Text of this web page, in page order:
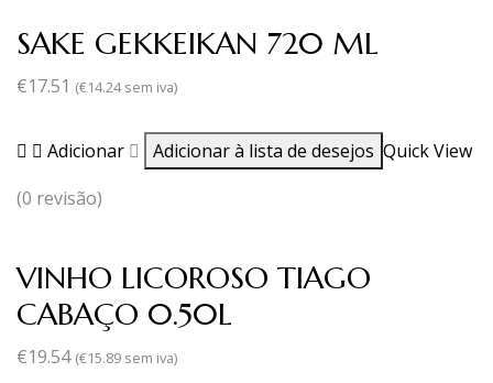
SAKE GEKKEIKAN 720 ML
€17.51 (€14.24sem iva)
Adicionar Adicionar à lista de desejos Quick View
(0 revisão)
VINHO LICOROSO TIAGO
CABAÇO 0.50L
€19.54 (€15.89 sem iva)